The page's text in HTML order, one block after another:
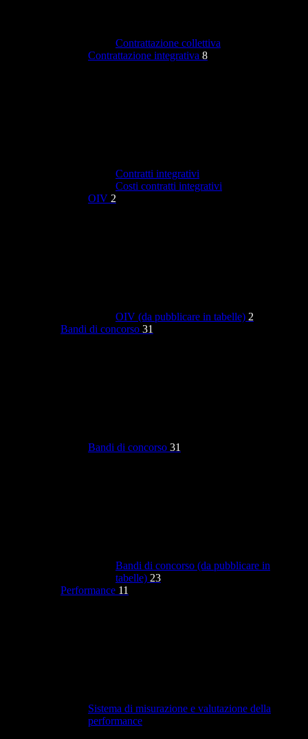
Contrattazione collettiva
Contrattazione integrativa 8
Contratti integrativi
Costi contratti integrativi
OIV 2
OIV (da pubblicare in tabelle) 2
Bandi di concorso 31
Bandi di concorso 31
Bandi di concorso (da pubblicare in
tabelle) 23
Performance 11
Sistema di misurazione e valutazione della
performance